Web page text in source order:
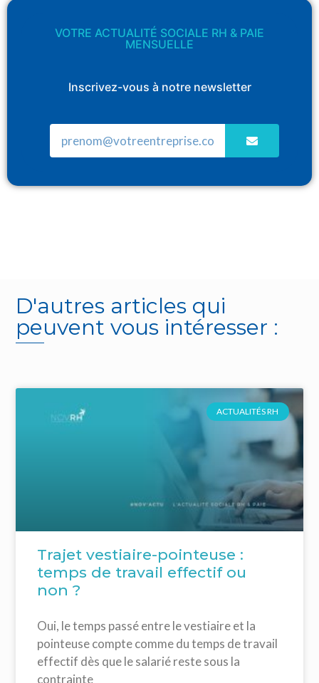
VOTRE ACTUALITÉ SOCIALE RH & PAIE
MENSUELLE
Inscrivez-vous à notre newsletter
D'autres articles qui
peuvent vous intéresser :
ACTUALITÉS RH
Trajet vestiaire-pointeuse :
temps de travail effectif ou
non ?
Oui, le temps passé entre le vestiaire et la
pointeuse compte comme du temps de travail
effectif dès que le salarié reste sous la
contrainte